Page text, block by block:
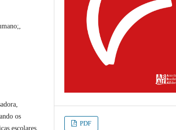
os
escolares.
PDF